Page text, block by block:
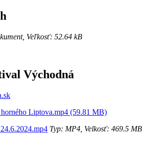
Veľkosť: 52.64 kB
Východná
horného Liptova.mp4 (59.81 MB)
Typ: MP4, Velkosť: 469.5 MB